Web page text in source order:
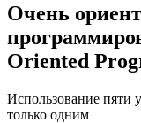
Очень
Oriented
Использование пяти
только одним